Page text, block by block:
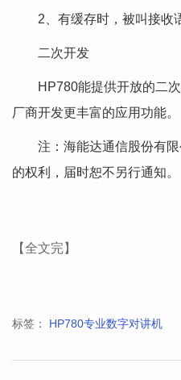
2、有缓存时，被叫接收语
二次开发
HP780能提供开放的二次
厂商开发更丰富的应用功能。
注：海能达通信股份有限
的权利，届时恕不另行通知。
【全文完】
标签： HP780专业数字对讲机